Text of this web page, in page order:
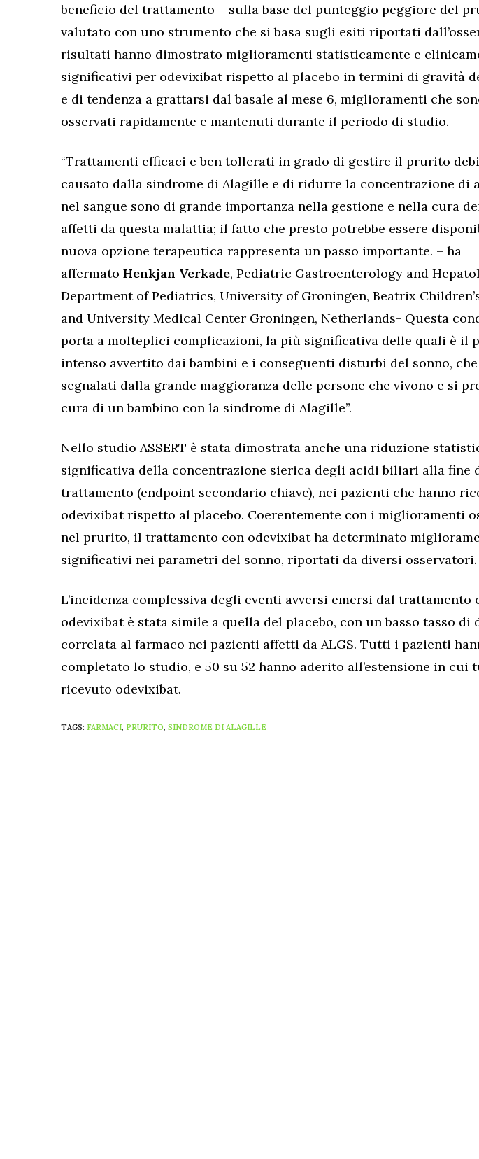
beneficio del trattamento – sulla base del punteggio peggiore del
valutato con uno strumento che si basa sugli esiti riportati
risultati hanno dimostrato miglioramenti statisticamente e
significativi per odevixibat rispetto al placebo in termini di gravità
e di tendenza a grattarsi dal basale al mese 6, miglioramenti che
osservati rapidamente e mantenuti durante il periodo di studio.
“Trattamenti efficaci e ben tollerati in grado di gestire il prurito
causato dalla sindrome di Alagille e di ridurre la concentrazione di
nel sangue sono di grande importanza nella gestione e nella cura
affetti da questa malattia; il fatto che presto potrebbe essere
nuova opzione terapeutica rappresenta un passo importante. – ha
affermato Henkjan Verkade, Pediatric Gastroenterology and
Department of Pediatrics, University of Groningen, Beatrix
and University Medical Center Groningen, Netherlands- Questa
porta a molteplici complicazioni, la più significativa delle quali è il
intenso avvertito dai bambini e i conseguenti disturbi del sonno,
segnalati dalla grande maggioranza delle persone che vivono e si
cura di un bambino con la sindrome di Alagille”.
Nello studio ASSERT è stata dimostrata anche una riduzione
significativa della concentrazione sierica degli acidi biliari alla fine
trattamento (endpoint secondario chiave), nei pazienti che hanno
odevixibat rispetto al placebo. Coerentemente con i miglioramenti
nel prurito, il trattamento con odevixibat ha determinato
significativi nei parametri del sonno, riportati da diversi osservatori.
L’incidenza complessiva degli eventi avversi emersi dal trattamento
odevixibat è stata simile a quella del placebo, con un basso tasso di
correlata al farmaco nei pazienti affetti da ALGS. Tutti i pazienti
completato lo studio, e 50 su 52 hanno aderito all’estensione in cui
ricevuto odevixibat.
TAGS: FARMACI, PRURITO, SINDROME DI ALAGILLE